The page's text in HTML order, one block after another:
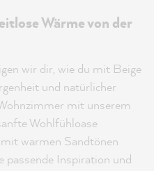
Wärme von der
wir dir, wie du mit Beige
und natürlicher
mit unserem
Wohlfühloase
warmen Sandtönen
passende Inspiration und